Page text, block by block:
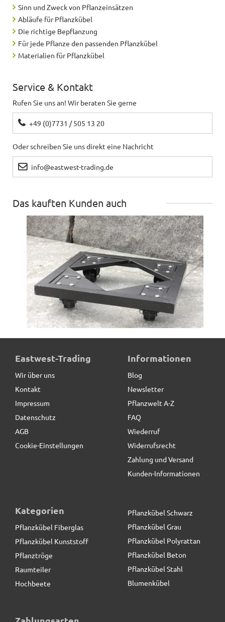
Sinn und Zweck von Pflanzeinsätzen
Abläufe für Pflanzkübel
Die richtige Bepflanzung
Für jede Pflanze den passenden Pflanzkübel
Materialien für Pflanzkübel
Service & Kontakt
Rufen Sie uns an! Wir beraten Sie gerne
+49 (0)7731 / 505 13 20
Oder schreiben Sie uns direkt eine Nachricht
info@eastwest-trading.de
Das kauften Kunden auch
ultrastarke Pflanzenroller aus Metall, schwarz
49,50 € *
Eastwest-Trading
Wir über uns
Kontakt
Impressum
Datenschutz
AGB
Cookie-Einstellungen
Informationen
Blog
Newsletter
Pflanzwelt A-Z
FAQ
Wiederruf
Widerrufsrecht
Zahlung und Versand
Kunden-Informationen
Kategorien
Pflanzkübel Fiberglas
Pflanzkübel Kunststoff
Pflanztröge
Raumteiler
Hochbeete
Pflanzkübel Schwarz
Pflanzkübel Grau
Pflanzkübel Polyrattan
Pflanzkübel Beton
Pflanzkübel Stahl
Blumenkübel